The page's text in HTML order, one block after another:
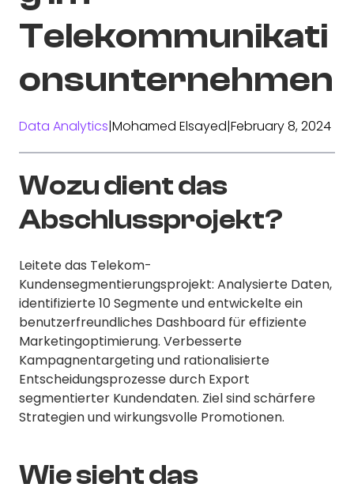
Telekommunikati
onsunternehmen
Data Analytics|Mohamed Elsayed|February 8, 2024
Wozu dient das
Abschlussprojekt?
Leitete das Telekom-
Kundensegmentierungsprojekt: Analysierte Daten,
identifizierte 10 Segmente und entwickelte ein
benutzerfreundliches Dashboard für effiziente
Marketingoptimierung. Verbesserte
Kampagnentargeting und rationalisierte
Entscheidungsprozesse durch Export
segmentierter Kundendaten. Ziel sind schärfere
Strategien und wirkungsvolle Promotionen.
Wie sieht das